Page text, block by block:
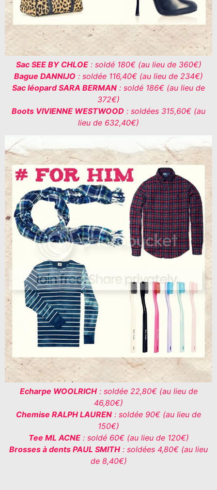
Sac SEE BY CHLOE: soldé 180€ (au lieu de 360€)
Bague DANNIJO : soldée 116,40€ (au lieu de 234€)
Sac léopard SARA BERMAN : soldé 186€ (au lieu de
372€)
Boots VIVIENNE WESTWOOD : soldées 315,60€ (au
lieu de 632,40€)
Echarpe WOOLRICH: soldée 22,80€ (au lieu de
46,80€)
Chemise RALPH LAUREN : soldée 90€ (au lieu de
150€)
Tee ML ACNE: soldé 60€ (au lieu de 120€)
Brosses à dents PAUL SMITH : soldées 4,80€ (au lieu
de 8,40€)